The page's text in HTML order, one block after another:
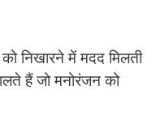
निखारने में मदद मिलती
हैं जो मनोरंजन को